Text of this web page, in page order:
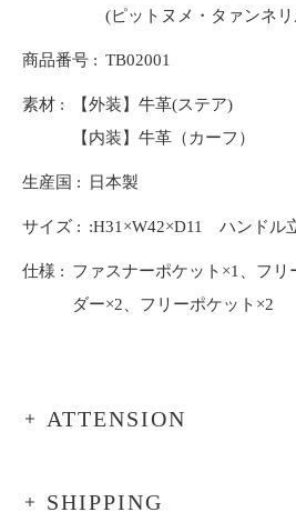
(ピットヌメ・タァンネ
商品番号 TB02001
素材
【外装】牛革(ステア)
【内装】牛革（カーフ）
生産国 日本製
サイズ :H31×W42×D11 ハンドル
仕様
ファスナーポケット×1、フ
ダー×2、フリーポケット×2
ATTENSION
SHIPPING